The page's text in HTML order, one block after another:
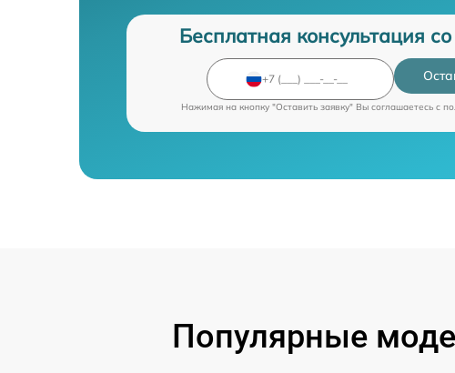
Бесплатная консультация
Нажимая на кнопку "Оставить заявку" Вы соглашаетесь c
Популярные